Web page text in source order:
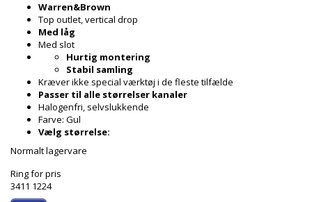
Warren&Brown
Top outlet, vertical drop
Med låg
Med slot
Hurtig montering
Stabil samling
Kræver ikke special værktøj i de fleste tilfælde
Passer til alle størrelser kanaler
Halogenfri, selvslukkende
Farve: Gul
Vælg størrelse:
Normalt lagervare
Ring for pris
3411 1224